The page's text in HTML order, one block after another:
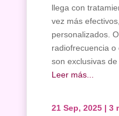
Manicura
y
Pedicura
Maquillajes
Masajes
Microblading
llega con
vez más
personalizados.
radiofrecuencia
son exclusivas de
Leer más...
21 Sep, 2025 |3